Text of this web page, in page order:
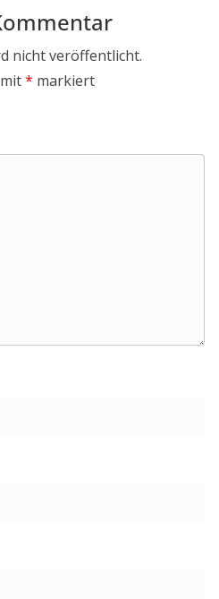
nicht veröffentlicht.
* markiert